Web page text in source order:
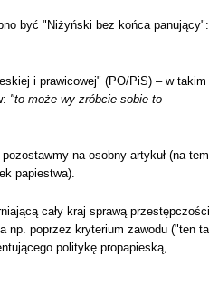
być "Niżyński bez końca panujący":
i prawicowej" (PO/PiS) – w takim
"to może wy zróbcie sobie to
na osobny artykuł (na
papiestwa).
cały kraj sprawą przestępczości
np. poprzez kryterium zawodu ("ten
politykę propapieską,